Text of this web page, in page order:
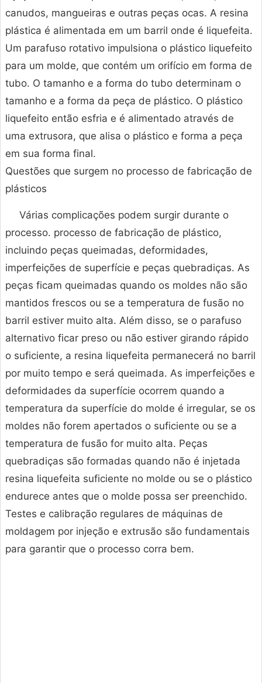
canudos, mangueiras e outras peças ocas. A resina
plástica é alimentada em um barril onde é liquefeita.
Um parafuso rotativo impulsiona o plástico liquefeito
para um molde, que contém um orifício em forma de
tubo. O tamanho e a forma do tubo determinam o
tamanho e a forma da peça de plástico. O plástico
liquefeito então esfria e é alimentado através de
uma extrusora, que alisa o plástico e forma a peça
em sua forma final.
Questões que surgem no processo de fabricação de
plásticos
Várias complicações podem surgir durante o
processo. processo de fabricação de plástico,
incluindo peças queimadas, deformidades,
imperfeições de superfície e peças quebradiças. As
peças ficam queimadas quando os moldes não são
mantidos frescos ou se a temperatura de fusão no
barril estiver muito alta. Além disso, se o parafuso
alternativo ficar preso ou não estiver girando rápido
o suficiente, a resina liquefeita permanecerá no barril
por muito tempo e será queimada. As imperfeições e
deformidades da superfície ocorrem quando a
temperatura da superfície do molde é irregular, se os
moldes não forem apertados o suficiente ou se a
temperatura de fusão for muito alta. Peças
quebradiças são formadas quando não é injetada
resina liquefeita suficiente no molde ou se o plástico
endurece antes que o molde possa ser preenchido.
Testes e calibração regulares de máquinas de
moldagem por injeção e extrusão são fundamentais
para garantir que o processo corra bem.